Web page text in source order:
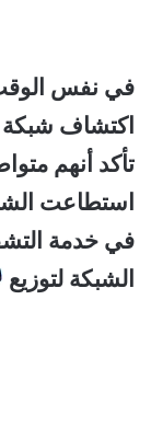
في نفس
اكتشاف
تأكد أنهم
استطاعت
الشبكة لتوزيع